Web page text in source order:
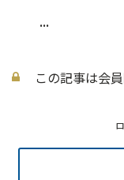
...
この記事は会